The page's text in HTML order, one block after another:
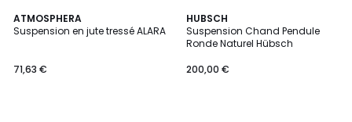
ATMOSPHERA
Suspension en jute tressé ALARA
71,63 €
5
/
HUBSCH
Suspension Chand Pendule
Ronde Naturel Hübsch
200,00 €